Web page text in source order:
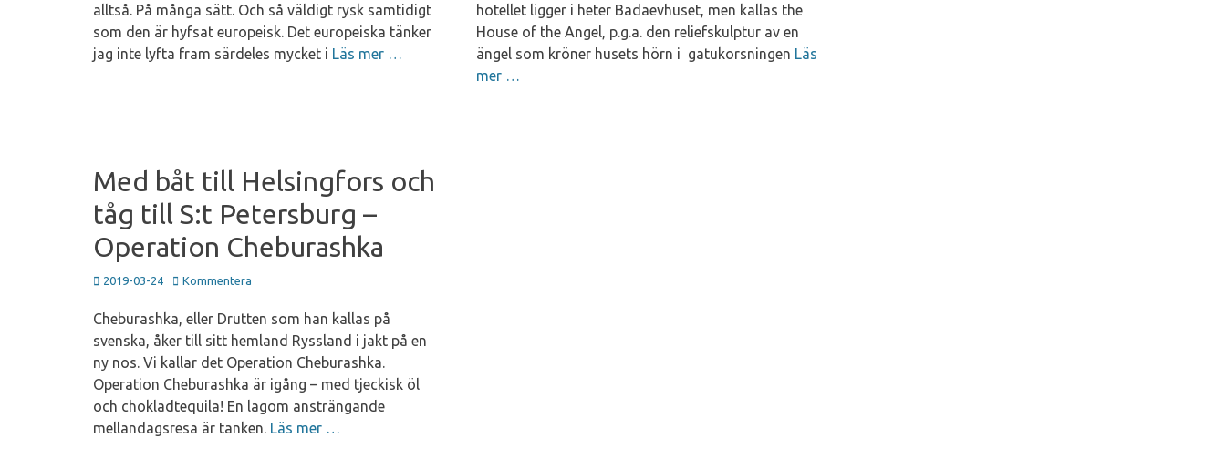
alltså. På många sätt. Och så väldigt rysk samtidigt
som den är hyfsat europeisk. Det europeiska tänker
jag inte lyfta fram särdeles mycket i Läs mer …
hotellet ligger i heter Badaevhuset, men kallas the
House of the Angel, p.g.a. den reliefskulptur av en
ängel som kröner husets hörn i gatukorsningen Läs
mer …
Med båt till Helsingfors och
tåg till S:t Petersburg –
Operation Cheburashka
Publicerad
2019-03-24 Kommentera
Cheburashka, eller Drutten som han kallas på
svenska, åker till sitt hemland Ryssland i jakt på en
ny nos. Vi kallar det Operation Cheburashka.
Operation Cheburashka är igång – med tjeckisk öl
och chokladtequila! En lagom ansträngande
mellandagsresa är tanken. Läs mer …